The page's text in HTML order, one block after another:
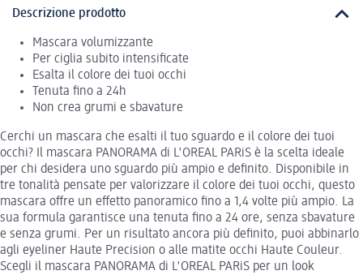
Descrizione prodotto
Mascara volumizzante
Per ciglia subito intensificate
Esalta il colore dei tuoi occhi
Tenuta fino a 24h
Non crea grumi e sbavature
Cerchi un mascara che esalti il tuo sguardo e il colore dei tuoi
occhi? Il mascara PANORAMA di L'OREAL PARiS è la scelta ideale
per chi desidera uno sguardo più ampio e definito. Disponibile in
tre tonalità pensate per valorizzare il colore dei tuoi occhi, questo
mascara offre un effetto panoramico fino a 1,4 volte più ampio. La
sua formula garantisce una tenuta fino a 24 ore, senza sbavature
e senza grumi. Per un risultato ancora più definito, puoi abbinarlo
agli eyeliner Haute Precision o alle matite occhi Haute Couleur.
Scegli il mascara PANORAMA di L'OREAL PARiS per un look